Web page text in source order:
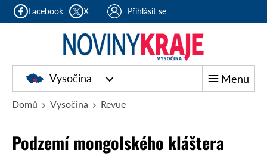
Facebook X Přihlásit se
Vysočina Menu
Domů Vysočina Revue
Podzemí mongolského kláštera